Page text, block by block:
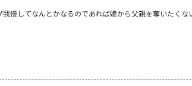
慢してなんとかなるのであれば娘から父親を奪いたく